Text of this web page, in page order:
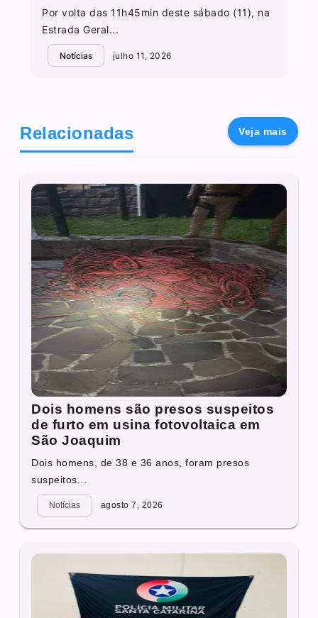
Por volta das 11h45min deste sábado (11), na
Estrada Geral...
Notícias julho 11, 2026
Relacionadas Veja mais
Dois homens são presos suspeitos
de furto em usina fotovoltaica em
São Joaquim
Dois homens, de 38 e 36 anos, foram presos
suspeitos...
Notícias agosto 7, 2026